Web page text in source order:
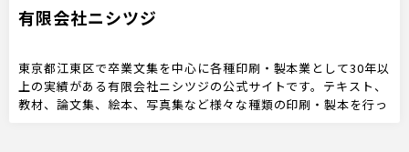
有限会社ニシツジ
東京都江東区で卒業文集を中心に各種印刷・製本業として30年以
上の実績がある有限会社ニシツジの公式サイトです。テキスト、
教材、論文集、絵本、写真集など様々な種類の印刷・製本を行っ